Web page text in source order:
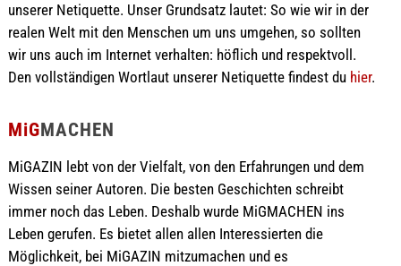
unserer Netiquette. Unser Grundsatz lautet: So wie wir in der
realen Welt mit den Menschen um uns umgehen, so sollten
wir uns auch im Internet verhalten: höflich und respektvoll.
Den vollständigen Wortlaut unserer Netiquette findest du hier.
MiGMACHEN
MiGAZIN lebt von der Vielfalt, von den Erfahrungen und dem
Wissen seiner Autoren. Die besten Geschichten schreibt
immer noch das Leben. Deshalb wurde MiGMACHEN ins
Leben gerufen. Es bietet allen allen Interessierten die
Möglichkeit, bei MiGAZIN mitzumachen und es